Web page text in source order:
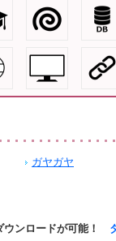
ガヤガヤ
ンロードが可能！